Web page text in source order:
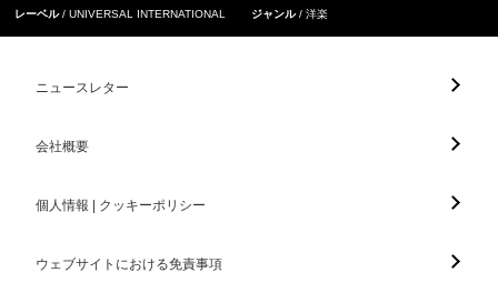
レーベル UNIVERSAL INTERNATIONAL ジャンル 洋楽
ニュースレター
会社概要
個人情報 | クッキーポリシー
ウェブサイトにおける免責事項